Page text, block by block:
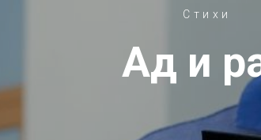
Стихи
Ад и